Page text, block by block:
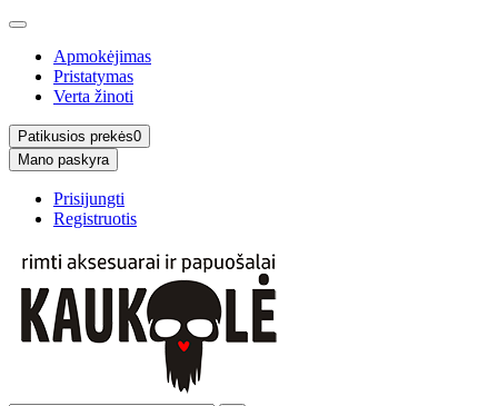
Apmokėjimas
Pristatymas
Verta žinoti
Patikusios prekės0
Mano paskyra
Prisijungti
Registruotis